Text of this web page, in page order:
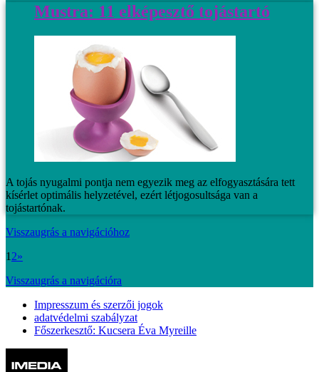
Mustra: 11 elképesztő tojástartó
A tojás nyugalmi pontja nem egyezik meg az elfogyasztására tett
kísérlet optimális helyzetével, ezért létjogosultsága van a
tojástartónak.
Visszaugrás a navigációhoz
1 2»
Visszaugrás a navigációra
Impresszum és szerzői jogok
adatvédelmi szabályzat
Főszerkesztő: Kucsera Éva Myreille